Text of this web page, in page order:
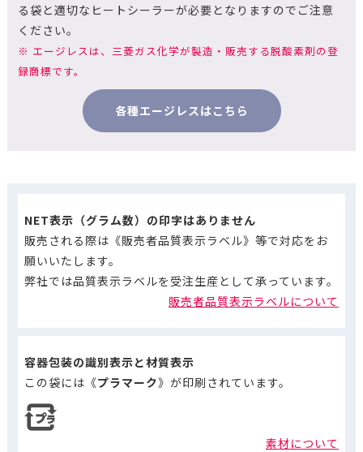
る袋と適切なヒートシーラーが必要となりますのでご注意
ください。
※ エージレスは、三菱ガス化学が製造・販売する脱酸素剤の登
録商標です。
各種エージレスはこちら
NET表示（グラム数）の印字はありません
販売される際は《販売者品質表示ラベル》等で対応をお
願いいたします。
弊社では品質表示ラベルを受注生産として承っています。
販売者品質表示ラベルについて
容器包装の識別表示と材質表示
この袋には《プラマーク》が印刷されています。
素材について